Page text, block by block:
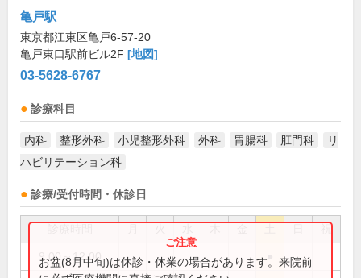
亀戸駅
東京都江東区亀戸6-57-20
亀戸東口駅前ビル2F [地図]
03-5628-6767
診療科目
内科 整形外科 小児整形外科 外科 胃腸科 肛門科
リ
ハビリテーション科
診療/受付時間・休診日
祝
9:00～12:00
お盆(8月中旬)は休診・休業の場合があります。来院前